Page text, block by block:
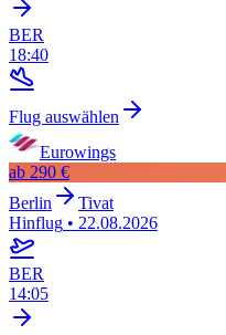
BER
18:40
Flug auswählen
Eurowings
ab 290 €
Berlin
Tivat
Hinflug • 22.08.2026
BER
14:05